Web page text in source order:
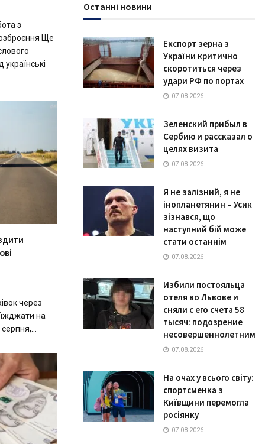
з
Ще
українські
через
на
Останні новини
Експорт зерна з
України критично
скоротиться через
удари РФ по портах
07.08.2026
Зеленский прибыл в
Сербию и рассказал о
целях визита
07.08.2026
Я не залізний, я не
інопланетянин – Усик
зізнався, що
наступний бій може
стати останнім
07.08.2026
Избили постояльца
отеля во Львове и
сняли с его счета 58
тысяч: подозрение
несовершеннолетним
07.08.2026
На очах у всього світу:
спортсменка з
Київщини перемогла
росіянку
07.08.2026